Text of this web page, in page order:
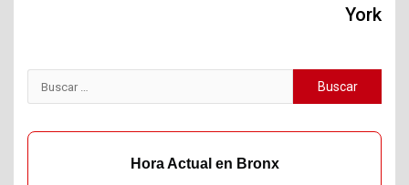
York
Buscar:
Hora Actual en Bronx